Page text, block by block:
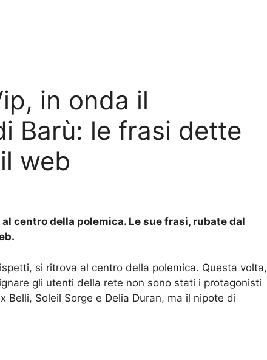
in onda il
Barù: le frasi dette
web
centro della polemica. Le sue frasi, rubate dal
si ritrova al centro della polemica. Questa volta,
gli utenti della rete non sono stati i protagonisti
Belli, Soleil Sorge e Delia Duran, ma il nipote di